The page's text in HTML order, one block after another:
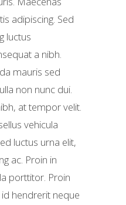
adipiscing. Sed
luctus
a nibh.
mauris sed
non nunc dui.
at tempor velit.
vehicula
luctus urna elit,
ac. Proin in
porttitor. Proin
hendrerit neque